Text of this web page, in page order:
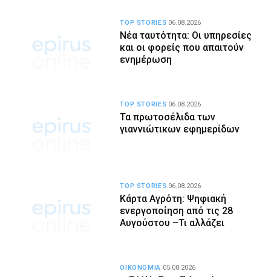
Νέα ταυτότητα: Οι υπηρεσίες
και οι φορείς που απαιτούν
ενημέρωση
TOP STORIES 06.08.2026
Τα πρωτοσέλιδα των
γιαννιώτικων εφημερίδων
TOP STORIES 06.08.2026
Κάρτα Αγρότη: Ψηφιακή
ενεργοποίηση από τις 28
Αυγούστου –Τι αλλάζει
TOP STORIES 06.08.2026
ΟΙΚΟΝΟΜΙΑ 05.08.2026